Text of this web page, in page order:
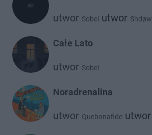
utwor Sobel utwor Shdøw
Całe Lato
utwor Sobel
Noradrenalina
utwor Quebonafide utwor